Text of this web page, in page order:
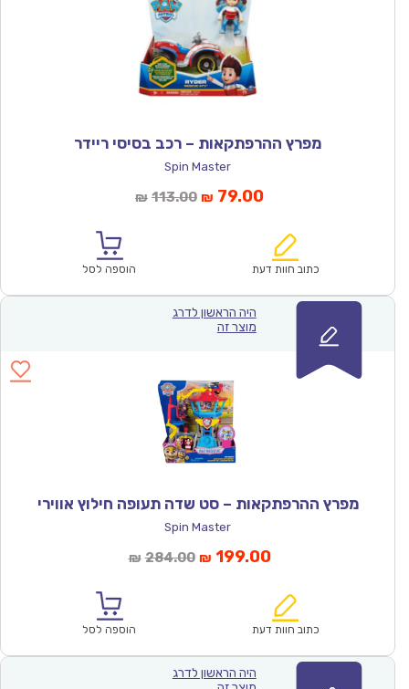
מפרץ ההרפתקאות – רכב בסיסי ריידר
Spin Master
₪ 113.00המחיר
₪113.00.
₪ 79.00המחיר
הוא:
כתוב חוות דעת הוספה לסל
היה הראשון לדרג
מוצר זה
מפרץ ההרפתקאות – סט שדה תעופה חילוץ אווירי
Spin Master
₪ 284.00המחיר
₪284.00.
₪ 199.00המחיר
הוא:
כתוב חוות דעת הוספה לסל
היה הראשון לדרג